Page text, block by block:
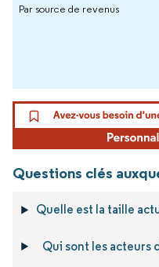
Par source de revenus
Questions clés
Quelle est la taille
Qui sont les acteurs